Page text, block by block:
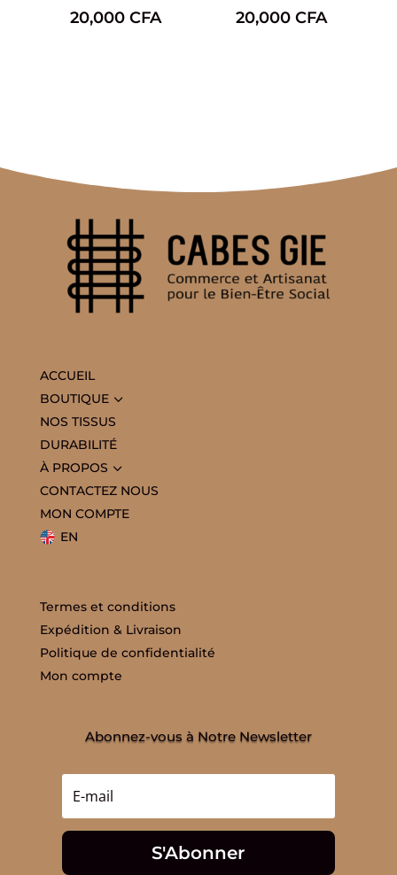
20,000CFA 20,000 CFA
ACCUEIL
BOUTIQUE3
NOS TISSUS
DURABILITÉ
À PROPOS 3
CONTACTEZ NOUS
MON COMPTE
EN
Termes et conditions
Expédition & Livraison
Politique de confidentialité
Mon compte
Abonnez-vous à Notre Newsletter
S'Abonner